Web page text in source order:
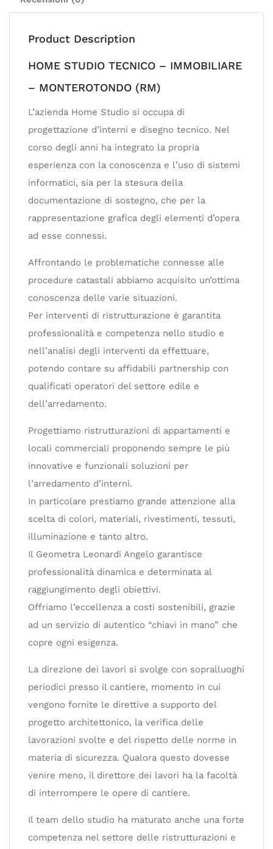
Product Description
HOME STUDIO TECNICO – IMMOBILIARE
– MONTEROTONDO (RM)
L’azienda Home Studio si occupa di
progettazione d’interni e disegno tecnico. Nel
corso degli anni ha integrato la propria
esperienza con la conoscenza e l’uso di sistemi
informatici, sia per la stesura della
documentazione di sostegno, che per la
rappresentazione grafica degli elementi d’opera
ad esse connessi.
Affrontando le problematiche connesse alle
procedure catastali abbiamo acquisito un’ottima
conoscenza delle varie situazioni.
Per interventi di ristrutturazione è garantita
professionalità e competenza nello studio e
nell’analisi degli interventi da effettuare,
potendo contare su affidabili partnership con
qualificati operatori del settore edile e
dell’arredamento.
Progettiamo ristrutturazioni di appartamenti e
locali commerciali proponendo sempre le più
innovative e funzionali soluzioni per
l’arredamento d’interni.
In particolare prestiamo grande attenzione alla
scelta di colori, materiali, rivestimenti, tessuti,
illuminazione e tanto altro.
Il Geometra Leonardi Angelo garantisce
professionalità dinamica e determinata al
raggiungimento degli obiettivi.
Offriamo l’eccellenza a costi sostenibili, grazie
ad un servizio di autentico “chiavi in mano” che
copre ogni esigenza.
La direzione dei lavori si svolge con sopralluoghi
periodici presso il cantiere, momento in cui
vengono fornite le direttive a supporto del
progetto architettonico, la verifica delle
lavorazioni svolte e del rispetto delle norme in
materia di sicurezza. Qualora questo dovesse
venire meno, il direttore dei lavori ha la facoltà
di interrompere le opere di cantiere.
Il team dello studio ha maturato anche una forte
competenza nel settore delle ristrutturazioni e